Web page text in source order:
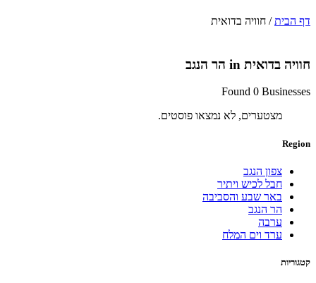
דף הבית/ חוויה בדואית
חוויה בדואית in הר הנגב
Found 0 Businesses
מצטערים, לא נמצאו פוסטים.
Region
צפון הנגב
חבל לכיש ויתיר
באר שבע והסביבה
הר הנגב
ערבה
ערד וים המלח
קטגוריות